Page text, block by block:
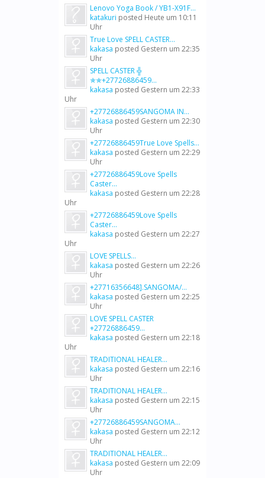
Lenovo Yoga Book / YB1-X91F...
katakuri posted Heute um 10:11
Uhr
True Love SPELL CASTER...
kakasa posted Gestern um 22:35
Uhr
SPELL CASTER ╬
✯✯+27726886459...
kakasa posted Gestern um 22:33
Uhr
+27726886459SANGOMA IN...
kakasa posted Gestern um 22:30
Uhr
+27726886459True Love Spells...
kakasa posted Gestern um 22:29
Uhr
+27726886459Love Spells
Caster...
kakasa posted Gestern um 22:28
Uhr
+27726886459Love Spells
Caster...
kakasa posted Gestern um 22:27
Uhr
LOVE SPELLS...
kakasa posted Gestern um 22:26
Uhr
+27716356648].SANGOMA/...
kakasa posted Gestern um 22:25
Uhr
LOVE SPELL CASTER
+27726886459...
kakasa posted Gestern um 22:18
Uhr
TRADITIONAL HEALER...
kakasa posted Gestern um 22:16
Uhr
TRADITIONAL HEALER...
kakasa posted Gestern um 22:15
Uhr
+27726886459SANGOMA...
kakasa posted Gestern um 22:12
Uhr
TRADITIONAL HEALER...
kakasa posted Gestern um 22:09
Uhr